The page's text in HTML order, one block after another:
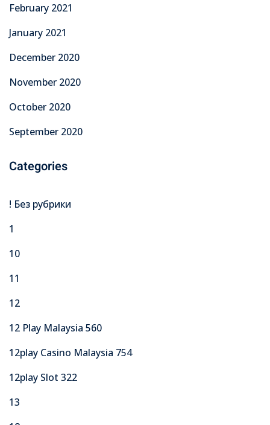
February 2021
January 2021
December 2020
November 2020
October 2020
September 2020
Categories
! Без рубрики
1
10
11
12
12 Play Malaysia 560
12play Casino Malaysia 754
12play Slot 322
13